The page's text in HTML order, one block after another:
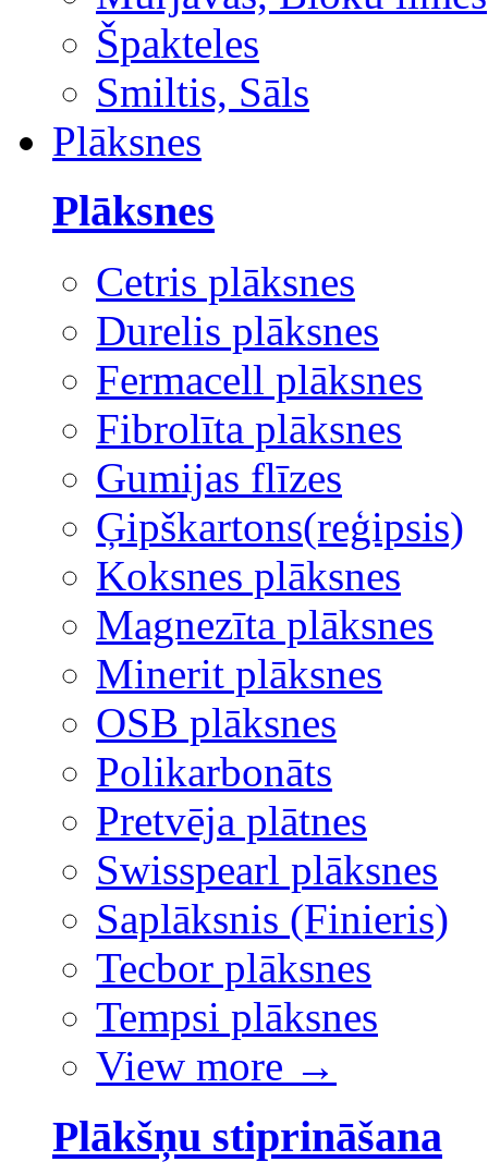
Špakteles
Smiltis, Sāls
Plāksnes
Plāksnes
Cetris plāksnes
Durelis plāksnes
Fermacell plāksnes
Fibrolīta plāksnes
Gumijas flīzes
Ģipškartons(reģipsis)
Koksnes plāksnes
Magnezīta plāksnes
Minerit plāksnes
OSB plāksnes
Polikarbonāts
Pretvēja plātnes
Swisspearl plāksnes
Saplāksnis (Finieris)
Tecbor plāksnes
Tempsi plāksnes
View more →
Plākšņu stiprināšana